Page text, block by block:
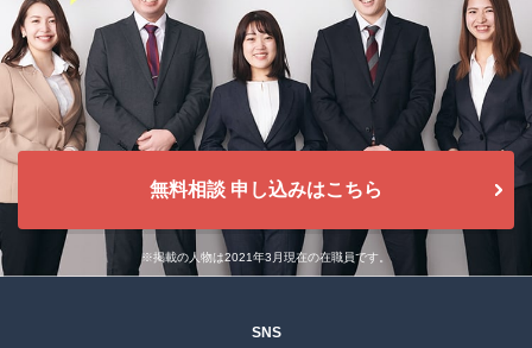
無料相談 申し込みはこちら
※掲載の人物は2021年3月現在の在職員です。
SNS